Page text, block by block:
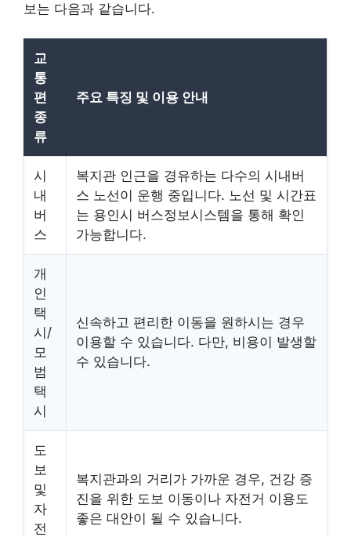
보는 다음과 같습니다.
교
통
편
종
류
주요 특징 및 이용 안내
시
내
버
스
복지관 인근을 경유하는 다수의 시내버
스 노선이 운행 중입니다. 노선 및 시간표
는 용인시 버스정보시스템을 통해 확인
가능합니다.
개
인
택
시/
모
범
택
시
신속하고 편리한 이동을 원하시는 경우
이용할 수 있습니다. 다만, 비용이 발생할
수 있습니다.
도
보
및
자
전
복지관과의 거리가 가까운 경우, 건강 증
진을 위한 도보 이동이나 자전거 이용도
좋은 대안이 될 수 있습니다.